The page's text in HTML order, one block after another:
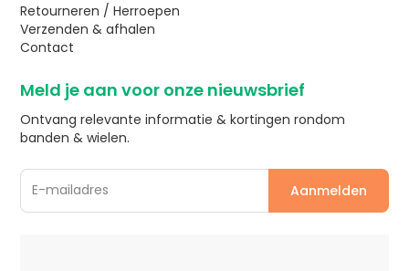
Retourneren / Herroepen
Verzenden & afhalen
Contact
Meld je aan voor onze nieuwsbrief
Ontvang relevante informatie & kortingen rondom
banden & wielen.